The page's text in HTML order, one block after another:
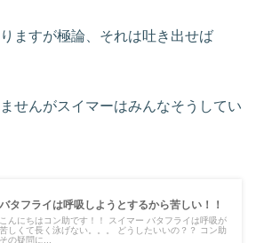
ますが極論、それは吐き出せば
せんがスイマーはみんなそうしてい
バタフライは呼吸しようとするから苦しい！！
こんにちはコン助です！！ スイマー バタフライは呼吸が
苦しくて長く泳げない。。。 どうしたいいの？？ コン助
その疑問に...